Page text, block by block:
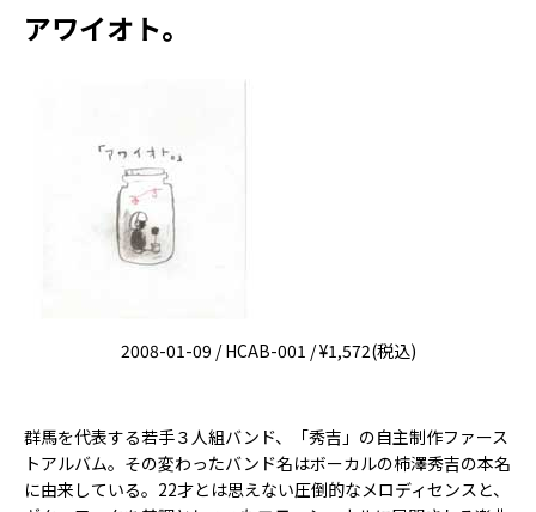
デモテープ
ENGLISH PAGE
アワイオト。
2008-01-09 / HCAB-001 / ¥1,572(税込)
群馬を代表する若手３人組バンド、「秀吉」の自主制作ファース
トアルバム。その変わったバンド名はボーカルの柿澤秀吉の本名
に由来している。22才とは思えない圧倒的なメロディセンスと、